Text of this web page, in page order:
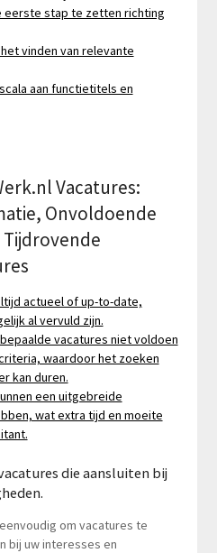
eerste stap te zetten richting
vinden van relevante
aan functietitels en
Vacatures:
Onvoldoende
actueel of up-to-date,
al vervuld zijn.
vacatures niet voldoen
waardoor het zoeken
kan duren.
een uitgebreide
wat extra tijd en moeite
die aansluiten bij
om vacatures te
bij uw interesses en